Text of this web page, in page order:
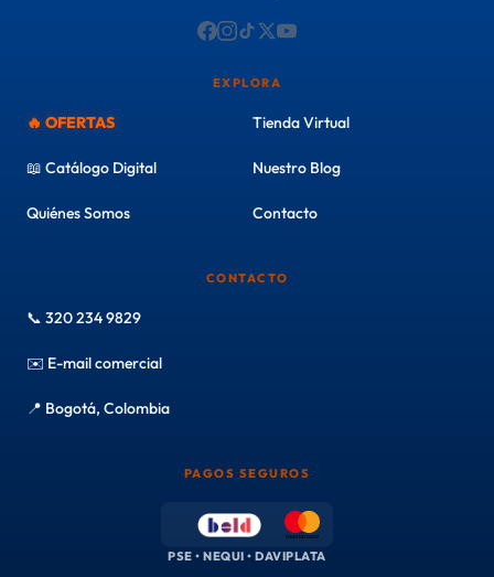
EXPLORA
🔥 OFERTAS Tienda Virtual
📖 Catálogo Digital Nuestro Blog
Quiénes Somos Contacto
CONTACTO
📞 320 234 9829
✉️ E-mail comercial
📍 Bogotá, Colombia
PAGOS SEGUROS
PSE • NEQUI • DAVIPLATA